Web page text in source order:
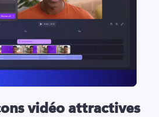
vidéo attractives